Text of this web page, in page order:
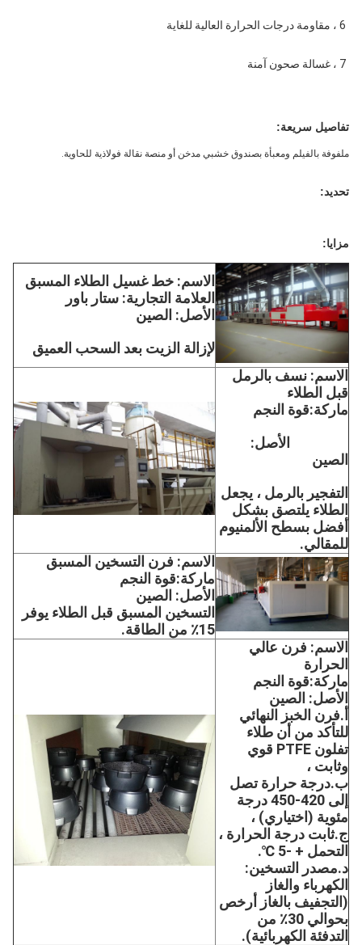
7 ، غسالة صحون آمنة
تفاصيل سريعة:
ملفوفة بالفيلم ومعبأة بصندوق خشبي مدخن أو منصة نقالة فولاذية للحاوية.
تحديد:
مزايا:
الاسم: خط غسيل الطلاء المسبق
العلامة التجارية: ستار باور
الأصل: الصين
لإزالة الزيت بعد السحب العميق
الاسم: نسف بالرمل
قبل الطلاء
ماركة:قوة النجم
الأصل:
الصين
التفجير بالرمل ، يجعل
الطلاء يلتصق بشكل
أفضل بسطح الألمنيوم
للمقالي.
الاسم: فرن التسخين المسبق
ماركة:قوة النجم
الأصل: الصين
التسخين المسبق قبل الطلاء يوفر
15٪ من الطاقة.
الاسم: فرن عالي
الحرارة
ماركة:قوة النجم
الأصل: الصين
أ.فرن الخبز النهائي
للتأكد من أن طلاء
تفلون PTFE قوي
وثابت ،
ب.درجة حرارة تصل
إلى 420-450 درجة
مئوية (اختياري) ،
ج.ثابت درجة الحرارة ،
التحمل + -5 ℃.
د.مصدر التسخين:
الكهرباء والغاز
(التجفيف بالغاز أرخص
بحوالي 30٪ من
التدفئة الكهربائية).